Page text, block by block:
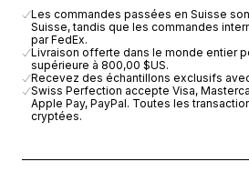
RS-28 Rejuvenation Serum –
Notre sérum iconique révélateur
Perfect
Lift
RS-28 Eye Contour Solution Patch
Intensive Revitalizing Ampoule
Balancing water
Perfect Lift Rich Cream
RS-28 Eye Contour Solution Patch
Intensive Revitalizing Ampoule
Les commandes passées en Suisse
Suisse, tandis que les commandes
par FedEx.
Livraison offerte dans le monde entier
supérieure à 800,00 $US.
Recevez des échantillons exclusifs
Swiss Perfection accepte Visa,
Apple Pay, PayPal. Toutes les
cryptées.